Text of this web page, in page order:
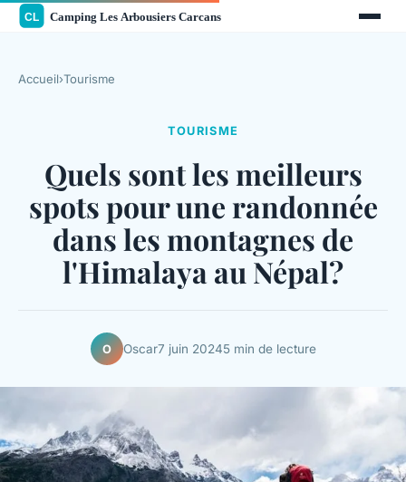
Accueil›Tourisme
TOURISME
Quels sont les meilleurs
spots pour une randonnée
dans les montagnes de
l'Himalaya au Népal?
O Oscar7 juin 20245 min de lecture